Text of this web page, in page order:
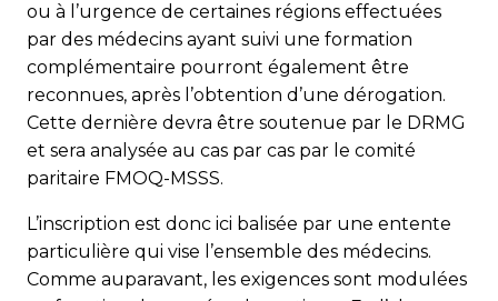
ou à l’urgence de certaines régions effectuées
par des médecins ayant suivi une formation
complémentaire pourront également être
reconnues, après l’obtention d’une dérogation.
Cette dernière devra être soutenue par le DRMG
et sera analysée au cas par cas par le comité
paritaire FMOQ-MSSS.
L’inscription est donc ici balisée par une entente
particulière qui vise l’ensemble des médecins.
Comme auparavant, les exigences sont modulées